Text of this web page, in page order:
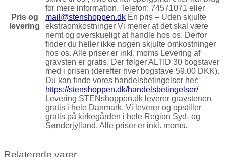
Pris og
levering
for mere information. Telefon: 74571071 eller
mail@stenshoppen.dk Én pris – Uden skjulte
ekstraomkostninger Vi mener at det skal være
nemt og overskueligt at handle hos os. Derfor
finder du heller ikke nogen skjulte omkostninger
hos os. Alle priser er inkl. moms Levering af
gravsten er gratis. Der følger ALTID 30 bogstaver
med i prisen (derefter hver bogstave 59.00 DKK).
Du kan finde vores handelsbetingelser her:
https://stenshoppen.dk/handelsbetingelser/
Levering STENshoppen.dk leverer gravstenen
gratis i hele Danmark. Vi leverer og opstiller
gratis på kirkegården i hele Region Syd- og
Sønderjylland. Alle priser er inkl. moms.
Relaterede varer